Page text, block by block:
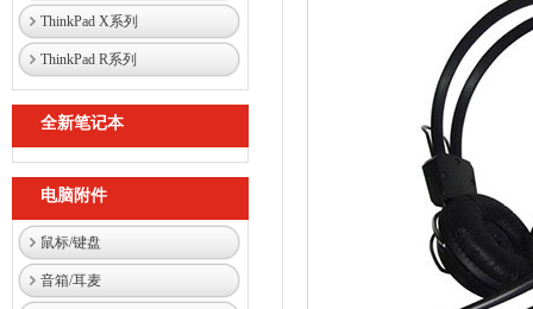
ThinkPad X系列
ThinkPad R系列
全新笔记本
电脑附件
鼠标/键盘
音箱/耳麦